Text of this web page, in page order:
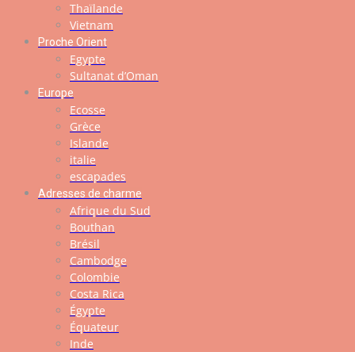
Thaïlande
Vietnam
Proche Orient
Egypte
Sultanat d’Oman
Europe
Ecosse
Grèce
Islande
italie
escapades
Adresses de charme
Afrique du Sud
Bouthan
Brésil
Cambodge
Colombie
Costa Rica
Égypte
Équateur
Inde